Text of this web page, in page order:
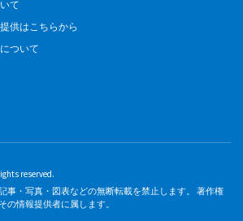
て
供はこちらから
ついて
reserved.
事・写真・図表などの無断転載を禁止します。 著作権
の情報提供者に属します。